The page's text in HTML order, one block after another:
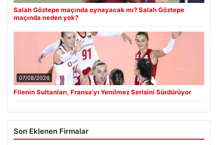
Salah Göztepe maçında oynayacak mı? Salah Göztepe
maçında neden yok?
07/08/2026
Filenin Sultanları, Fransa’yı Yenilmez Serisini Sürdürüyor
Son Eklenen Firmalar